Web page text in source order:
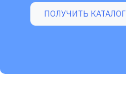
ПОЛУЧИТЬ КАТАЛОГ